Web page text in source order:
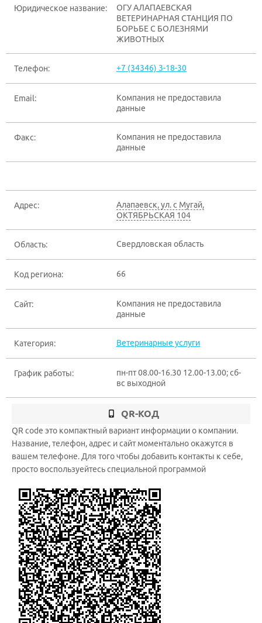
Юридическое название:
ОГУ АЛАПАЕВСКАЯ
ВЕТЕРИНАРНАЯ СТАНЦИЯ ПО
БОРЬБЕ С БОЛЕЗНЯМИ
ЖИВОТНЫХ
Телефон: +7 (34346) 3-18-30
Email:
Компания не предоставила
данные
Факс:
Компания не предоставила
данные
Адрес: Алапаевск,ул. с Мугай,
ОКТЯБРЬСКАЯ 104
Область: Свердловская область
Код региона: 66
Сайт:
Компания не предоставила
данные
Категория: Ветеринарные услуги
График работы:
пн-пт 08.00-16.30 12.00-13.00; сб-
вс выходной
QR-КОД
QR code это компактный вариант информации о компании.
Название, телефон, адрес и сайт моментально окажутся в
вашем телефоне. Для того чтобы добавить контакты к себе,
просто воспользуейтесь специальной программой